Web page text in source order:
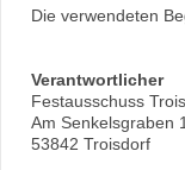
Die verwendeten
Verantwortlicher
Festausschuss
Am Senkelsgraben
53842 Troisdorf